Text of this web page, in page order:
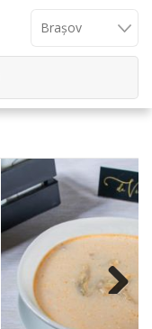
Next